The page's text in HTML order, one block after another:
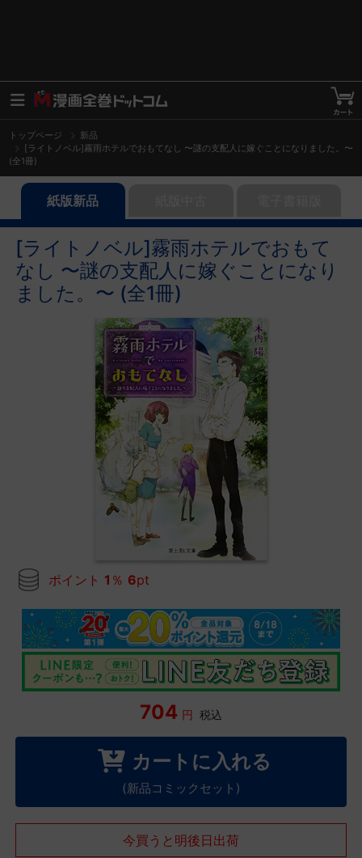
トップページ
新品
[ライトノベル]霧雨ホテルでおもてなし 〜謎の支配人に嫁ぐことになりました。〜
(全1冊)
紙版新品
[ライトノベル]霧雨ホテルでおもて
なし 〜謎の支配人に嫁ぐことになり
ました。〜 (全1冊)
ポイント 1 ％ 6pt
704 円 税込
カートに入れる
(新品コミックセット)
今買うと明後日出荷